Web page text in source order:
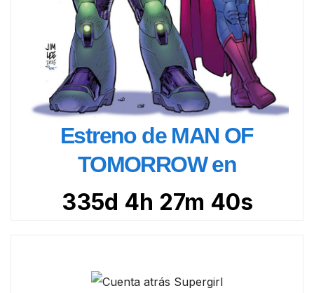
Estreno de MAN OF
TOMORROW en
335d 4h 27m 38s